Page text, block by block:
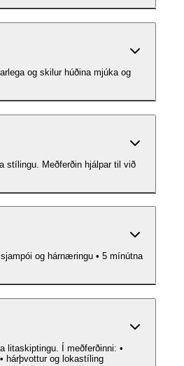
og skilur húðina mjúka og
stílingu. Meðferðin hjálpar til við
Í meðferðinni: •
hárþvottur og lokastíling